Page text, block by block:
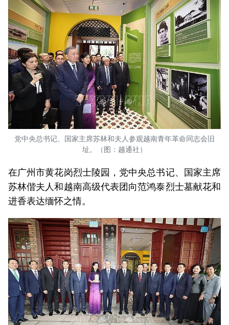
党中央总书记、国家主席苏林和夫人参观越南青年革命同志会旧
址。（图：越通社）
在广州市黄花岗烈士陵园，党中央总书记、国家主席
苏林偕夫人和越南高级代表团向范鸿泰烈士墓献花和
进香表达缅怀之情。